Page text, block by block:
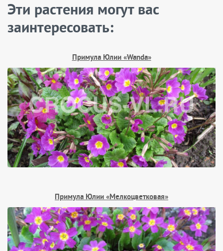
Эти растения могут вас
заинтересовать:
Примула Юлии «Wanda»
Примула Юлии «Мелкоцветковая»